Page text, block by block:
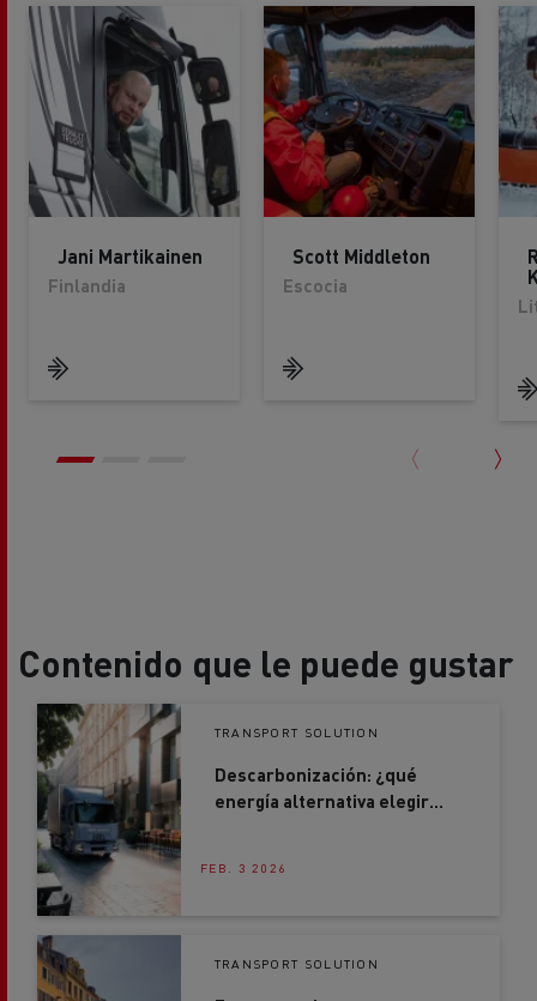
Jani Martikainen
Finlandia
Scott Middleton
Escocia
Contenido que le puede gustar
TRANSPORT SOLUTION
Descarbonización: ¿qué
energía alternativa elegir
FEB. 3 2026
TRANSPORT SOLUTION